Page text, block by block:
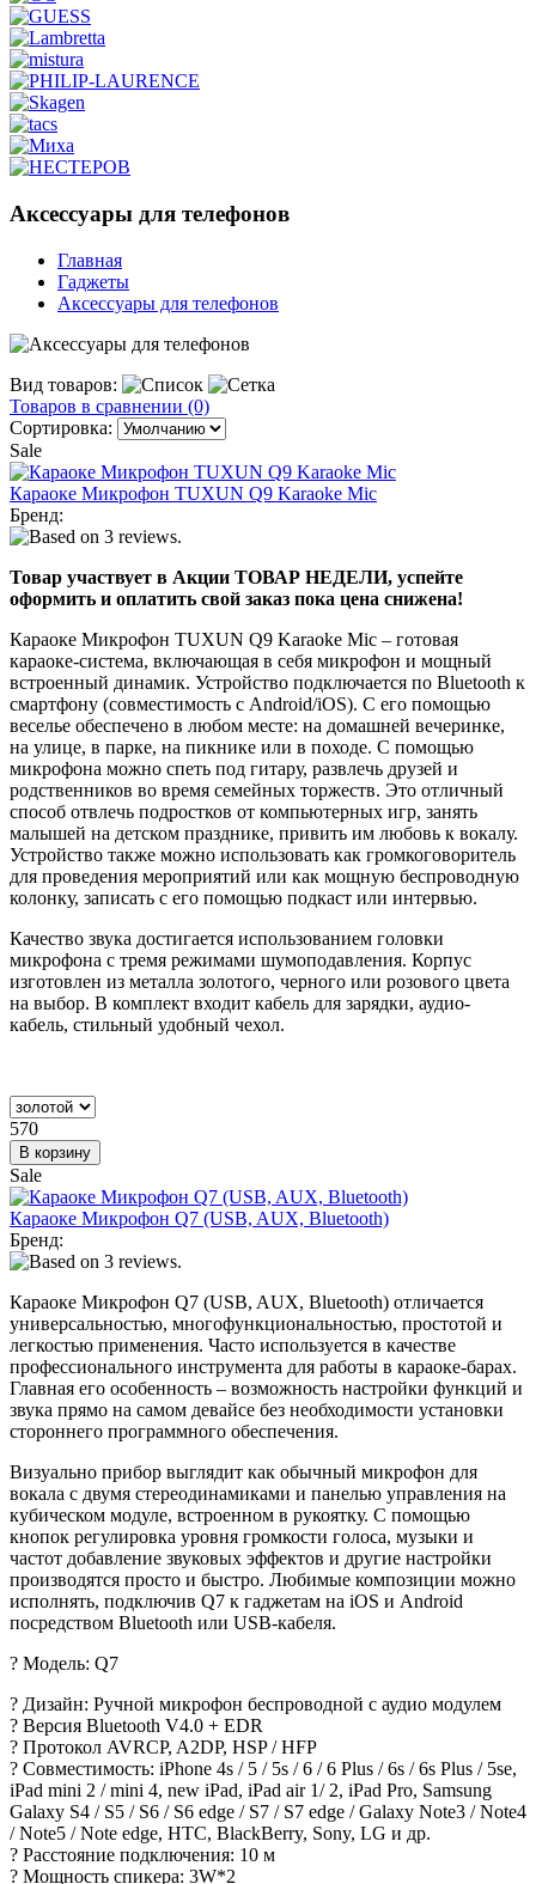
Аксессуары для телефонов
Главная
Гаджеты
Аксессуары для телефонов
Вид товаров:
Товаров в сравнении (0)
Сортировка:
Sale
Караоке Микрофон TUXUN Q9 Karaoke Mic
Бренд:
Товар участвует в Акции ТОВАР НЕДЕЛИ, успейте
оформить и оплатить свой заказ пока цена снижена!
Караоке Микрофон TUXUN Q9 Karaoke Mic – готовая
караоке-система, включающая в себя микрофон и мощный
встроенный динамик. Устройство подключается по Bluetooth к
смартфону (совместимость с Android/iOS). С его помощью
веселье обеспечено в любом месте: на домашней вечеринке,
на улице, в парке, на пикнике или в походе. С помощью
микрофона можно спеть под гитару, развлечь друзей и
родственников во время семейных торжеств. Это отличный
способ отвлечь подростков от компьютерных игр, занять
малышей на детском празднике, привить им любовь к вокалу.
Устройство также можно использовать как громкоговоритель
для проведения мероприятий или как мощную беспроводную
колонку, записать с его помощью подкаст или интервью.
Качество звука достигается использованием головки
микрофона с тремя режимами шумоподавления. Корпус
изготовлен из металла золотого, черного или розового цвета
на выбор. В комплект входит кабель для зарядки, аудио-
кабель, стильный удобный чехол.
570
Sale
Караоке Микрофон Q7 (USB, AUX, Bluetooth)
Бренд:
Караоке Микрофон Q7 (USB, AUX, Bluetooth) отличается
универсальностью, многофункциональностью, простотой и
легкостью применения. Часто используется в качестве
профессионального инструмента для работы в караоке-барах.
Главная его особенность – возможность настройки функций и
звука прямо на самом девайсе без необходимости установки
стороннего программного обеспечения.
Визуально прибор выглядит как обычный микрофон для
вокала с двумя стереодинамиками и панелью управления на
кубическом модуле, встроенном в рукоятку. С помощью
кнопок регулировка уровня громкости голоса, музыки и
частот добавление звуковых эффектов и другие настройки
производятся просто и быстро. Любимые композиции можно
исполнять, подключив Q7 к гаджетам на iOS и Android
посредством Bluetooth или USB-кабеля.
? Модель: Q7
? Дизайн: Ручной микрофон беспроводной с аудио модулем
? Версия Bluetooth V4.0 + EDR
? Протокол AVRCP, A2DP, HSP / HFP
? Совместимость: iPhone 4s / 5 / 5s / 6 / 6 Plus / 6s / 6s Plus / 5se,
iPad mini 2 / mini 4, new iPad, iPad air 1/ 2, iPad Pro, Samsung
Galaxy S4 / S5 / S6 / S6 edge / S7 / S7 edge / Galaxy Note3 / Note4
/ Note5 / Note edge, HTC, BlackBerry, Sony, LG и др.
? Расстояние подключения: 10 м
? Мощность спикера: 3W*2